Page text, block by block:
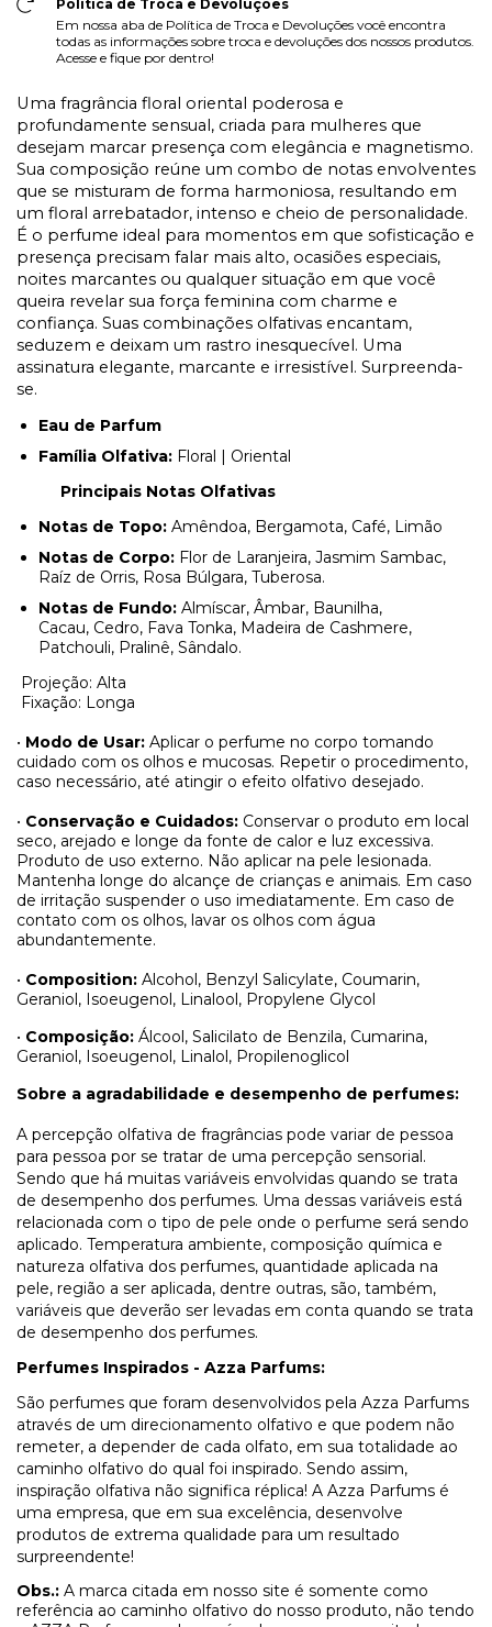
Política de Troca e Devoluções
Em nossa aba de Política de Troca e Devoluções você encontra
todas as informações sobre troca e devoluções dos nossos produtos.
Acesse e fique por dentro!
Uma fragrância floral oriental poderosa e
profundamente sensual, criada para mulheres que
desejam marcar presença com elegância e magnetismo.
Sua composição reúne um combo de notas envolventes
que se misturam de forma harmoniosa, resultando em
um floral arrebatador, intenso e cheio de personalidade.
É o perfume ideal para momentos em que sofisticação e
presença precisam falar mais alto, ocasiões especiais,
noites marcantes ou qualquer situação em que você
queira revelar sua força feminina com charme e
confiança. Suas combinações olfativas encantam,
seduzem e deixam um rastro inesquecível. Uma
assinatura elegante, marcante e irresistível. Surpreenda-
se.
Eau de Parfum
Família Olfativa: Floral | Oriental
Principais Notas Olfativas
Notas de Topo: Amêndoa, Bergamota, Café, Limão
Notas de Corpo: Flor de Laranjeira, Jasmim Sambac,
Raíz de Orris, Rosa Búlgara, Tuberosa.
Notas de Fundo: Almíscar, Âmbar, Baunilha,
Cacau, Cedro, Fava Tonka, Madeira de Cashmere,
Patchouli, Pralinê, Sândalo.
Projeção: Alta
Fixação: Longa
• Modo de Usar: Aplicar o perfume no corpo tomando
cuidado com os olhos e mucosas. Repetir o procedimento,
caso necessário, até atingir o efeito olfativo desejado.
• Conservação e Cuidados: Conservar o produto em local
seco, arejado e longe da fonte de calor e luz excessiva.
Produto de uso externo. Não aplicar na pele lesionada.
Mantenha longe do alcançe de crianças e animais. Em caso
de irritação suspender o uso imediatamente. Em caso de
contato com os olhos, lavar os olhos com água
abundantemente.
• Composition: Alcohol, Benzyl Salicylate, Coumarin,
Geraniol, Isoeugenol, Linalool, Propylene Glycol
• Composição: Álcool, Salicilato de Benzila, Cumarina,
Geraniol, Isoeugenol, Linalol, Propilenoglicol
Sobre a agradabilidade e desempenho de perfumes:
A percepção olfativa de fragrâncias pode variar de pessoa
para pessoa por se tratar de uma percepção sensorial.
Sendo que há muitas variáveis envolvidas quando se trata
de desempenho dos perfumes. Uma dessas variáveis está
relacionada com o tipo de pele onde o perfume será sendo
aplicado. Temperatura ambiente, composição química e
natureza olfativa dos perfumes, quantidade aplicada na
pele, região a ser aplicada, dentre outras, são, também,
variáveis que deverão ser levadas em conta quando se trata
de desempenho dos perfumes.
Perfumes Inspirados - Azza Parfums:
São perfumes que foram desenvolvidos pela Azza Parfums
através de um direcionamento olfativo e que podem não
remeter, a depender de cada olfato, em sua totalidade ao
caminho olfativo do qual foi inspirado. Sendo assim,
inspiração olfativa não significa réplica! A Azza Parfums é
uma empresa, que em sua excelência, desenvolve
produtos de extrema qualidade para um resultado
surpreendente!
Obs.: A marca citada em nosso site é somente como
referência ao caminho olfativo do nosso produto, não tendo